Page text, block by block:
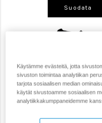
Suodata
Käytämme evästeitä, jotta
sivuston toimintaa analytiikan
tarjota sosiaalisen median
käytät sivustoamme sosiaalisen
analytiikkakumppaneidemme